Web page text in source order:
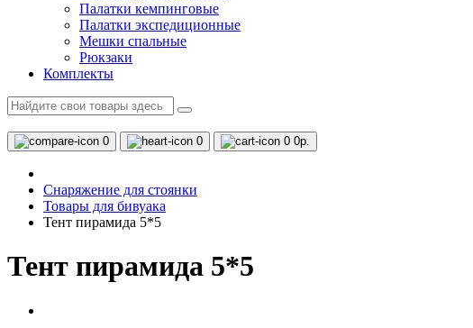
Палатки кемпинговые
Палатки экспедиционные
Мешки спальные
Рюкзаки
Комплекты
0 0 0 0р.
Снаряжение для стоянки
Товары для бивуака
Тент пирамида 5*5
Тент пирамида 5*5